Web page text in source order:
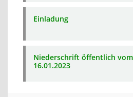
Einladung
Niederschrift öffentlich vom
16.01.2023